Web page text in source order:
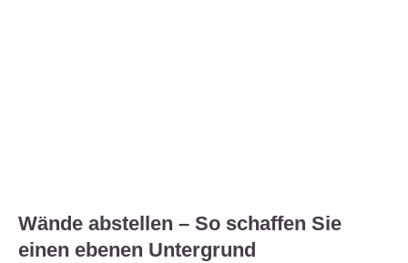
Wände abstellen – So schaffen Sie
einen ebenen Untergrund